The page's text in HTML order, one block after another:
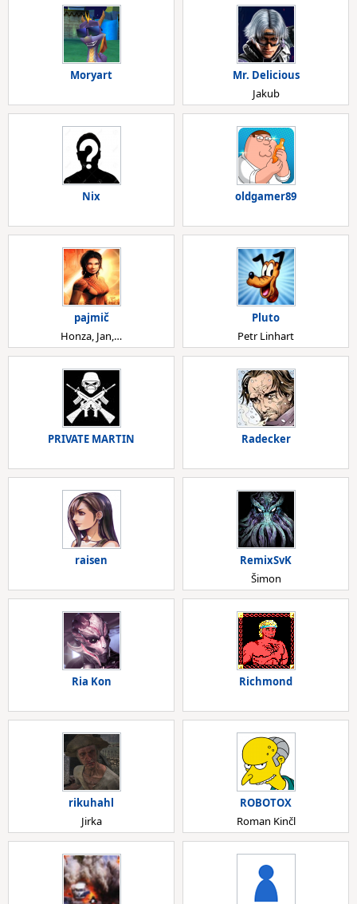
Moryart
Mr. Delicious
Jakub
Nix oldgamer89
pajmič
Honza, Jan,…
Pluto
Petr Linhart
PRIVATE MARTIN Radecker
raisen
RemixSvK
Šimon
Ria Kon Richmond
rikuhahl
Jirka
ROBOTOX
Roman Kinčl